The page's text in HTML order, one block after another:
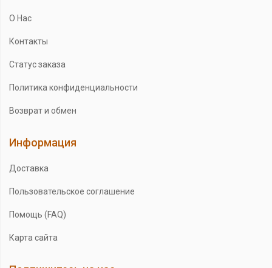
О Нас
Контакты
Статус заказа
Политика конфиденциальности
Возврат и обмен
Информация
Доставка
Пользовательское соглашение
Помощь (FAQ)
Карта сайта